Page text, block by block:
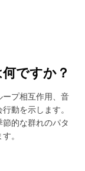
ですか？
ープ相互作用、音
動を示します。
的な群れのパタ
。